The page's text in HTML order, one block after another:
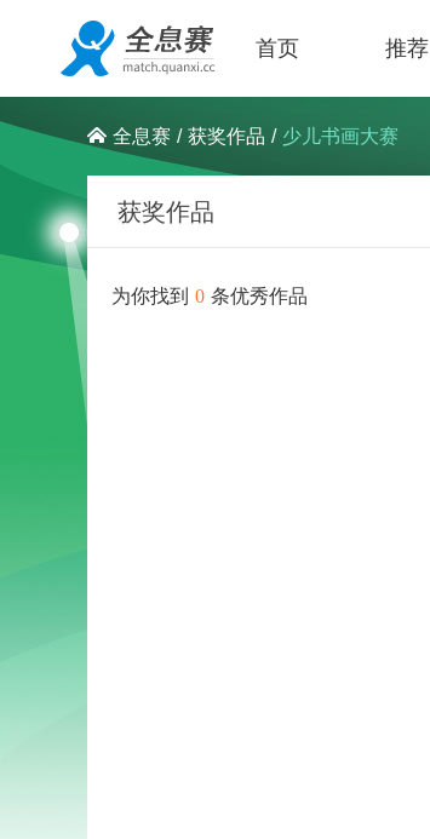
首页 推荐
全息赛 / 获奖作品 / 少儿书画大赛
获奖作品
为你找到 0 条优秀作品